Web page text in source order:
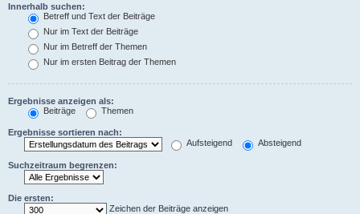
Innerhalb suchen:
Betreff und Text der Beiträge
Nur im Text der Beiträge
Nur im Betreff der Themen
Nur im ersten Beitrag der Themen
Ergebnisse anzeigen als:
Beiträge
Themen
Ergebnisse sortieren nach:
Aufsteigend
Absteigend
Suchzeitraum begrenzen:
Die ersten:
Zeichen der Beiträge anzeigen